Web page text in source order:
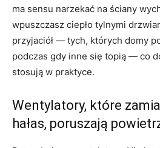
ma sensu narzekać na ściany
wpuszczasz ciepło tylnymi
przyjaciół — tych, których domy
podczas gdy inne się topią — co
stosują w praktyce.
Wentylatory, które
hałas, poruszają